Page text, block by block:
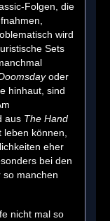
Folgen, die
wird
Sets
oder
hinhaut, sind
aus The Hand
leben können,
eher
bei den
so manchen
nicht mal so